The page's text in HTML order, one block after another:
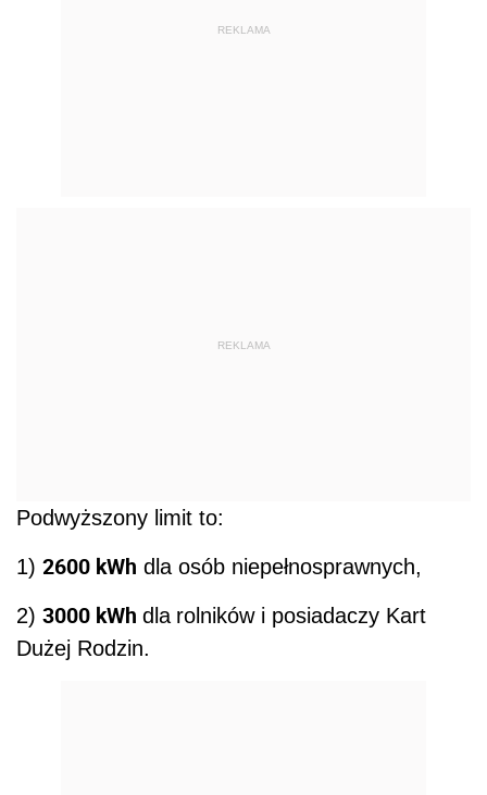
REKLAMA
REKLAMA
Podwyższony limit to:
1) 2600 kWh dla osób niepełnosprawnych,
2) 3000 kWh dla rolników i posiadaczy Kart
Dużej Rodzin.